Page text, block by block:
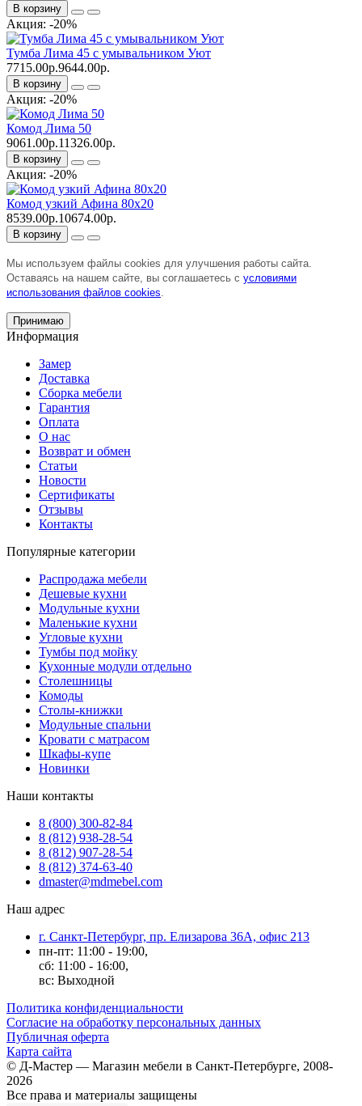
В корзину
Акция: -20%
Тумба Лима 45 с умывальником Уют
7715.00р.9644.00р.
В корзину
Акция: -20%
Комод Лима 50
9061.00р.11326.00р.
В корзину
Акция: -20%
Комод узкий Афина 80х20
8539.00р.10674.00р.
В корзину
Мы используем файлы cookies для улучшения работы сайта.
Оставаясь на нашем сайте, вы соглашаетесь с условиями
использования файлов cookies.
Принимаю
Информация
Замер
Доставка
Сборка мебели
Гарантия
Оплата
О нас
Возврат и обмен
Статьи
Новости
Сертификаты
Отзывы
Контакты
Популярные категории
Распродажа мебели
Дешевые кухни
Модульные кухни
Маленькие кухни
Угловые кухни
Тумбы под мойку
Кухонные модули отдельно
Столешницы
Комоды
Столы-книжки
Модульные спальни
Кровати с матрасом
Шкафы-купе
Новинки
Наши контакты
8 (800) 300-82-84
8 (812) 938-28-54
8 (812) 907-28-54
8 (812) 374-63-40
dmaster@mdmebel.com
Наш адрес
г. Санкт-Петербург, пр. Елизарова 36А, офис 213
пн-пт: 11:00 - 19:00,
сб: 11:00 - 16:00,
вс: Выходной
Политика конфиденциальности
Согласие на обработку персональных данных
Публичная оферта
Карта сайта
© Д-Мастер — Магазин мебели в Санкт-Петербурге, 2008-
2026
Все права и материалы защищены